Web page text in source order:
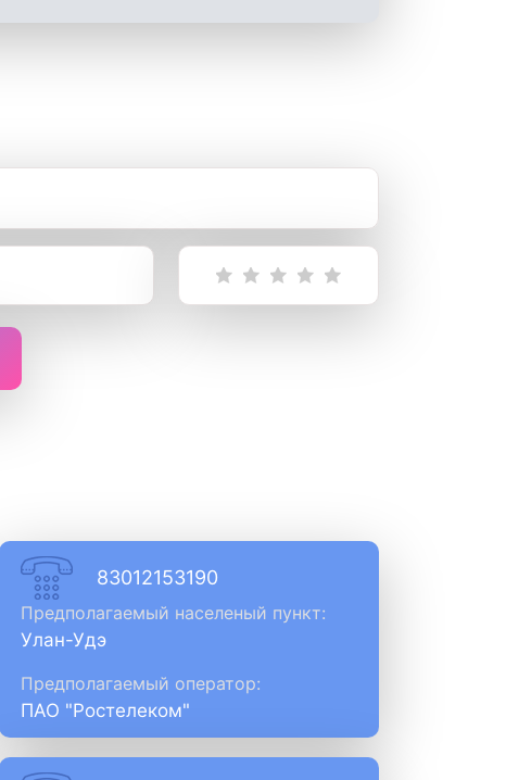
83012153190
Предполагаемый населеный пункт:
Улан-Удэ
Предполагаемый оператор:
ПАО "Ростелеком"